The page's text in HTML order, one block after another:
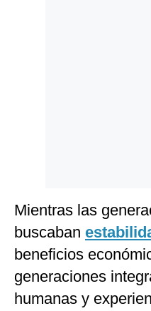
Mientras las
buscaban
beneficios
generaciones
humanas y